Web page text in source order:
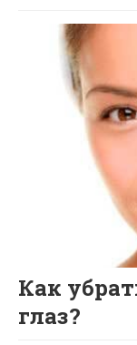
Как
глаз?